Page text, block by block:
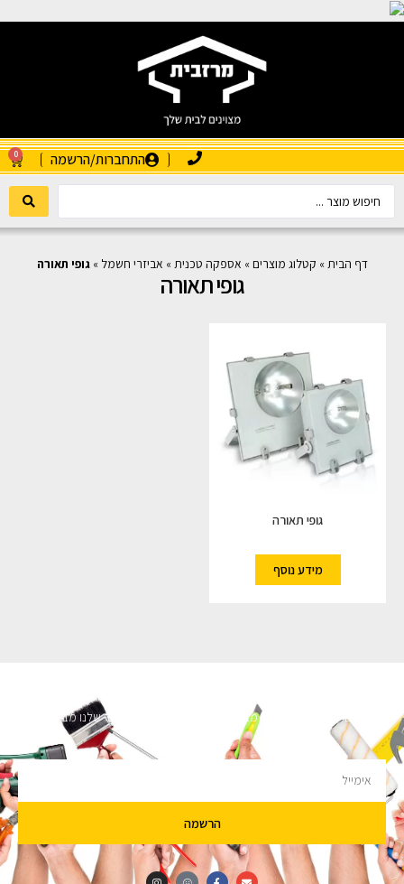
התחברות/הרשמה 0
דף הבית» קטלוג מוצרים» אספקה טכנית» אביזרי חשמל »גופי תאורה
גופי תאורה
גופי תאורה
מידע נוסף
השארו מעודכנים
מעוניינים לקבל עדכונים על מבצעים והנחות הירשמו לניוזלטר שלנו מבטיחים לא
הרשמה